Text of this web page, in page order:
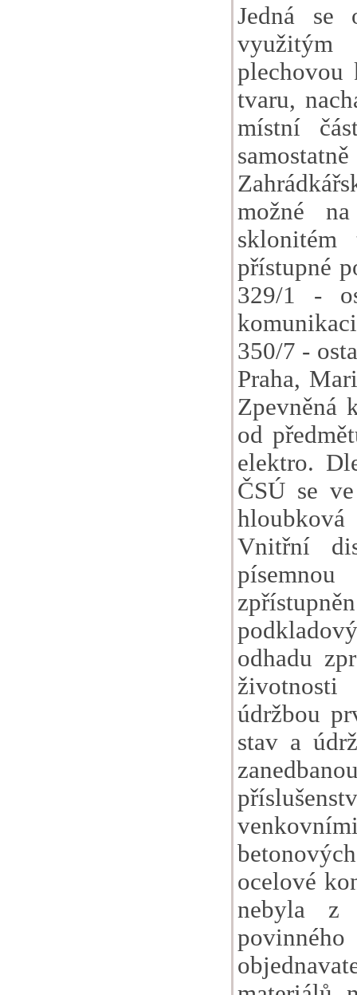
Jedná se
využitým
plechovou
tvaru,
místní
možné
přístupné
329/1 -
350/7 -
Praha,
Zpevněná
od
elektro.
ČSÚ se
Vnitřní
odhadu
životnosti
údržbou
stav a
ocelové
nebyla z